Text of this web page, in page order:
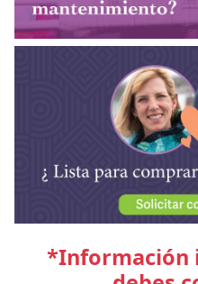
*Información